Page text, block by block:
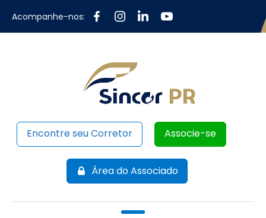
Acompanhe-nos:
Encontre seu Corretor Associe-se
Área do Associado